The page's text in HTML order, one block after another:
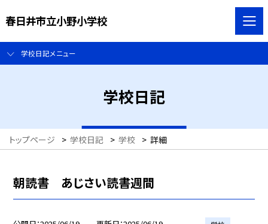
春日井市立小野小学校
学校日記メニュー
学校日記
トップページ > 学校日記 > 学校 > 詳細
朝読書 あじさい読書週間